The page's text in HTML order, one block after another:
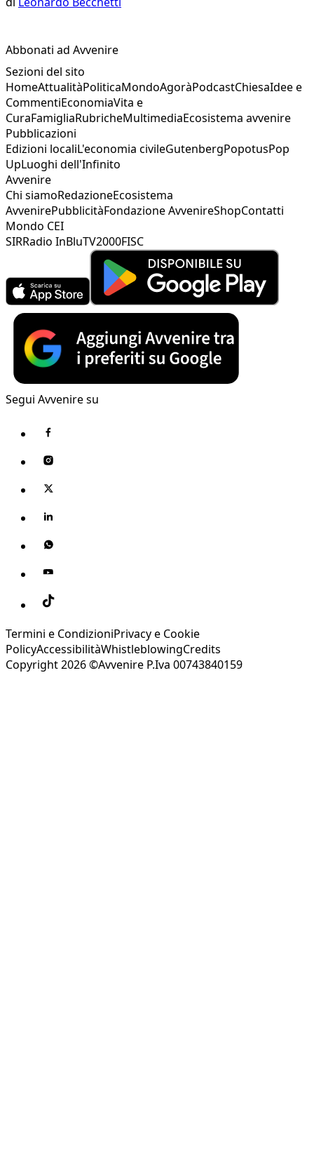
Abbonati ad Avvenire
Sezioni del sito
HomeAttualitàPoliticaMondoAgoràPodcastChiesaIdee e
CommentiEconomiaVita e
CuraFamigliaRubricheMultimediaEcosistema avvenire
Pubblicazioni
Edizioni localiL'economia civileGutenbergPopotusPop
UpLuoghi dell'Infinito
Avvenire
Chi siamoRedazioneEcosistema
AvvenirePubblicitàFondazione AvvenireShopContatti
Mondo CEI
SIRRadio InBluTV2000FISC
Segui Avvenire su
Termini e CondizioniPrivacy e Cookie
PolicyAccessibilitàWhistleblowingCredits
Copyright 2026 ©Avvenire P.Iva 00743840159